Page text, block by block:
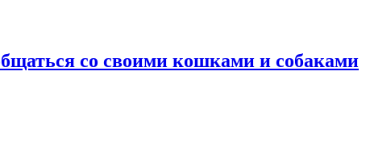
со своими кошками и собаками